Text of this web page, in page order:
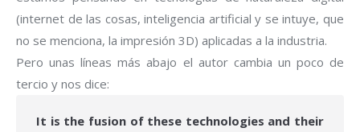
(internet de las cosas, inteligencia artificial y se intuye, que
no se menciona, la impresión 3D) aplicadas a la industria.
Pero unas líneas más abajo el autor cambia un poco de
tercio y nos dice:
It is the fusion of these technologies and their